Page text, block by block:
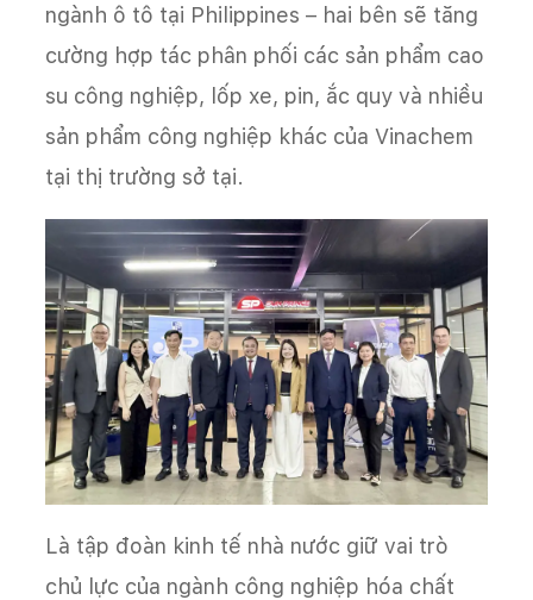
ngành ô tô tại Philippines – hai bên sẽ tăng
cường hợp tác phân phối các sản phẩm cao
su công nghiệp, lốp xe, pin, ắc quy và nhiều
sản phẩm công nghiệp khác của Vinachem
tại thị trường sở tại.
Là tập đoàn kinh tế nhà nước giữ vai trò
chủ lực của ngành công nghiệp hóa chất